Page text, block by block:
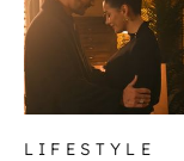
LIFESTYLE